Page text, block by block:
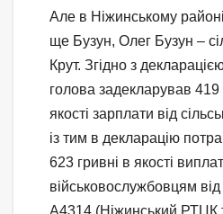
Але в Ніжинському
ще Бузун, Олег Бузун –
Крут. Згідно з
голова задекларував 419
якості зарплати від
із тим в декларацію
623 гривні в якості
військовослужбовцям від
А4314 (Ніжинський РТЦК